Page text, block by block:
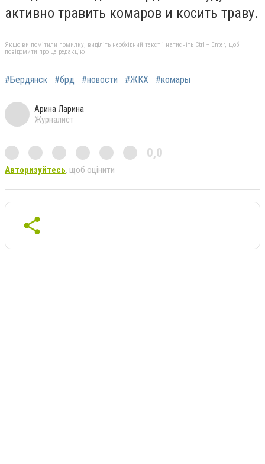
активно травить комаров и косить траву.
Якщо ви помітили помилку, виділіть необхідний текст і натисніть Ctrl + Enter, щоб
повідомити про це редакцію
#Бердянск #брд #новости #ЖКХ #комары
Арина Ларина
Журналист
0,0
Авторизуйтесь, щоб оцінити